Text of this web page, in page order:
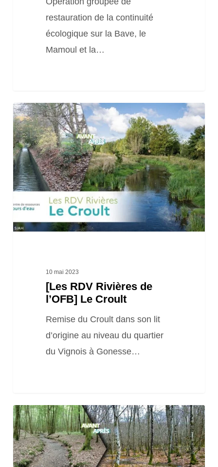
restauration de la continuité
écologique sur la Bave, le
Mamoul et la…
[Les
RDV
Rivières
de
l’OFB]
Le
Croult
10 mai 2023
[Les RDV Rivières de
l’OFB] Le Croult
Remise du Croult dans son lit
d’origine au niveau du quartier
du Vignois à Gonesse…
[Les
RDV
Rivières
de